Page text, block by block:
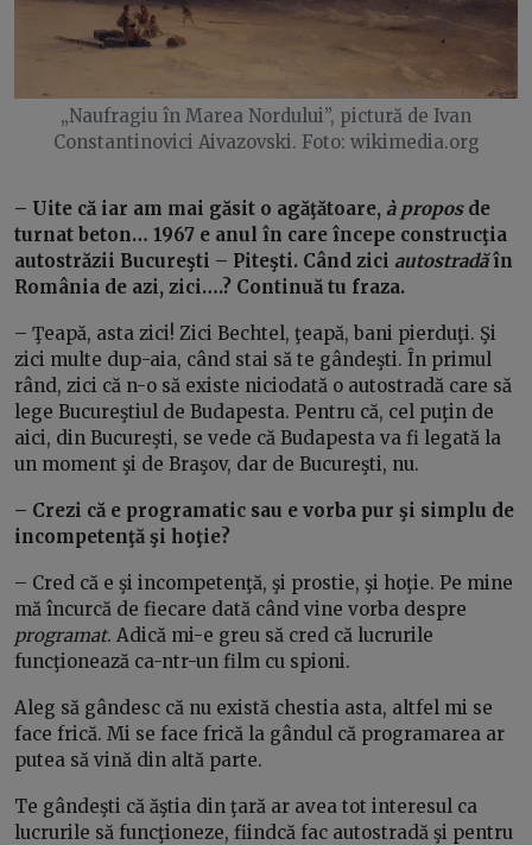
„Naufragiu în Marea Nordului”, pictură de Ivan
Constantinovici Aivazovski. Foto: wikimedia.org
– Uite că iar am mai găsit o agăţătoare, à proposde
turnat beton… 1967 e anul în care începe construcţia
autostrăzii Bucureşti – Piteşti. Când zici autostradăîn
România de azi, zici….? Continuă tu fraza.
– Ţeapă, asta zici! Zici Bechtel, ţeapă, bani pierduţi. Şi
zici multe dup-aia, când stai să te gândeşti. În primul
rând, zici că n-o să existe niciodată o autostradă care să
lege Bucureştiul de Budapesta. Pentru că, cel puţin de
aici, din Bucureşti, se vede că Budapesta va fi legată la
un moment şi de Braşov, dar de Bucureşti, nu.
– Crezi că e programatic sau e vorba pur şi simplu de
incompetenţă şi hoţie?
– Cred că e şi incompetenţă, şi prostie, şi hoţie. Pe mine
mă încurcă de fiecare dată când vine vorba despre
programat. Adică mi-e greu să cred că lucrurile
funcţionează ca-ntr-un film cu spioni.
Aleg să gândesc că nu există chestia asta, altfel mi se
face frică. Mi se face frică la gândul că programarea ar
putea să vină din altă parte.
Te gândeşti că ăştia din ţară ar avea tot interesul ca
lucrurile să funcţioneze, fiindcă fac autostradă şi pentru